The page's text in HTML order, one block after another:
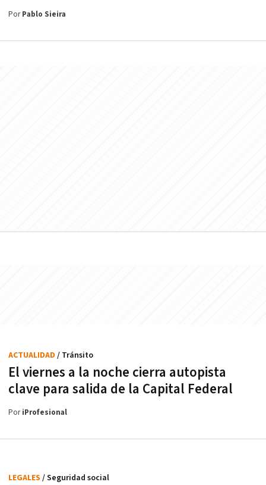
PorPablo Sieira
El viernes a la noche cierra autopista
clave para salida de la Capital Federal
ACTUALIDAD / Tránsito
PoriProfesional
LEGALES / Seguridad social